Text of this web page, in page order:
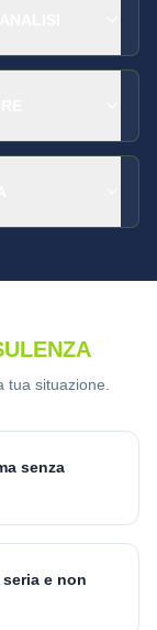
tua situazione.
senza
e non